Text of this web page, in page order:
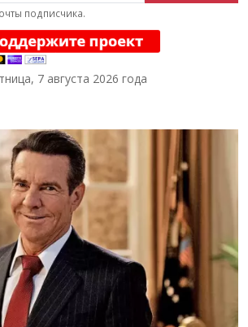
подписчика.
7 августа 2026 года